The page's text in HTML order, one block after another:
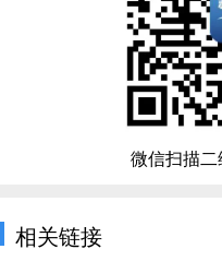
微信扫描
相关链接